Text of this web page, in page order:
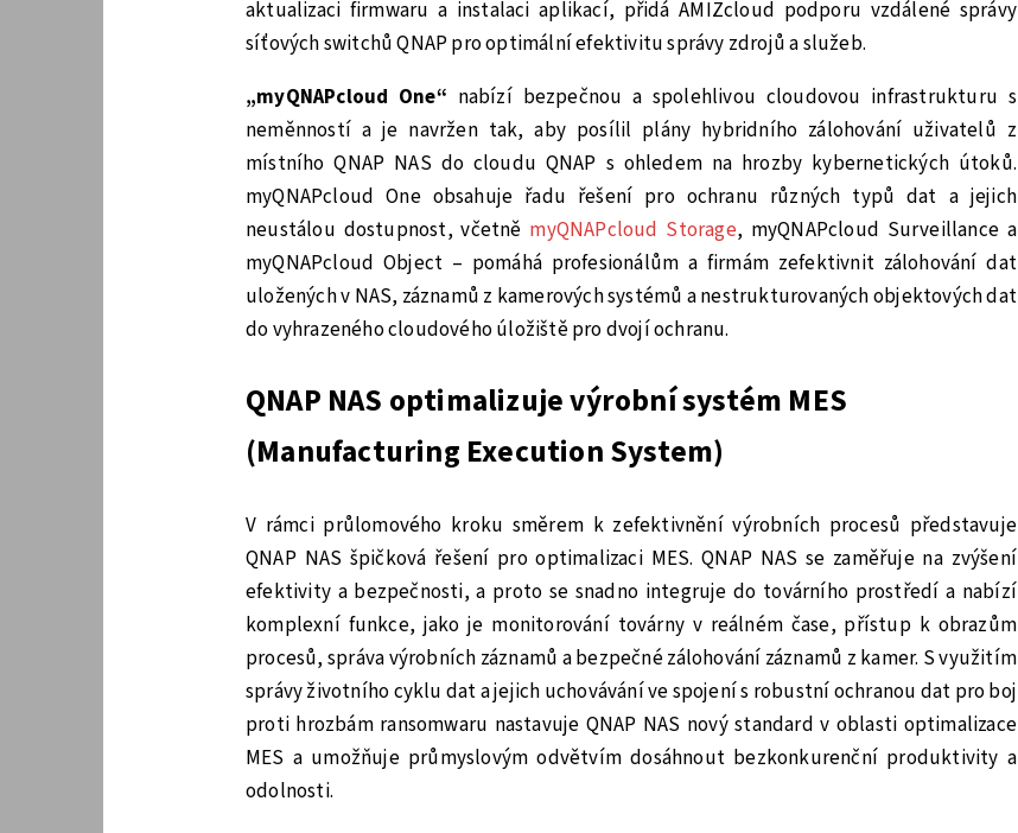
aktualizaci firmwaru a instalaci aplikací, přidá AMIZcloud podporu vzdálené správy
síťových switchů QNAP pro optimální efektivitu správy zdrojů a služeb.
„myQNAPcloud One“ nabízí bezpečnou a spolehlivou cloudovou infrastrukturu s
neměnností a je navržen tak, aby posílil plány hybridního zálohování uživatelů z
místního QNAP NAS do cloudu QNAP s ohledem na hrozby kybernetických útoků.
myQNAPcloud One obsahuje řadu řešení pro ochranu různých typů dat a jejich
neustálou dostupnost, včetně myQNAPcloud Storage, myQNAPcloud Surveillance a
myQNAPcloud Object – pomáhá profesionálům a firmám zefektivnit zálohování dat
uložených v NAS, záznamů z kamerových systémů a nestrukturovaných objektových dat
do vyhrazeného cloudového úložiště pro dvojí ochranu.
QNAP NAS optimalizuje výrobní systém MES
(Manufacturing Execution System)
V rámci průlomového kroku směrem k zefektivnění výrobních procesů představuje
QNAP NAS špičková řešení pro optimalizaci MES. QNAP NAS se zaměřuje na zvýšení
efektivity a bezpečnosti, a proto se snadno integruje do továrního prostředí a nabízí
komplexní funkce, jako je monitorování továrny v reálném čase, přístup k obrazům
procesů, správa výrobních záznamů a bezpečné zálohování záznamů z kamer. S využitím
správy životního cyklu dat a jejich uchovávání ve spojení s robustní ochranou dat pro boj
proti hrozbám ransomwaru nastavuje QNAP NAS nový standard v oblasti optimalizace
MES a umožňuje průmyslovým odvětvím dosáhnout bezkonkurenční produktivity a
odolnosti.